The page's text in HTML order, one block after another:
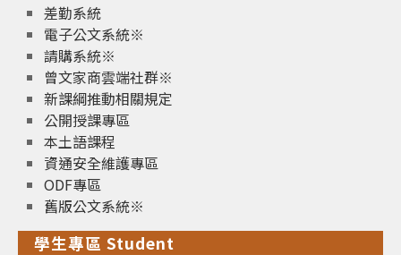
差勤系統
電子公文系統※
請購系統※
曾文家商雲端社群※
新課綱推動相關規定
公開授課專區
本土語課程
資通安全維護專區
ODF專區
舊版公文系統※
學生專區 Student